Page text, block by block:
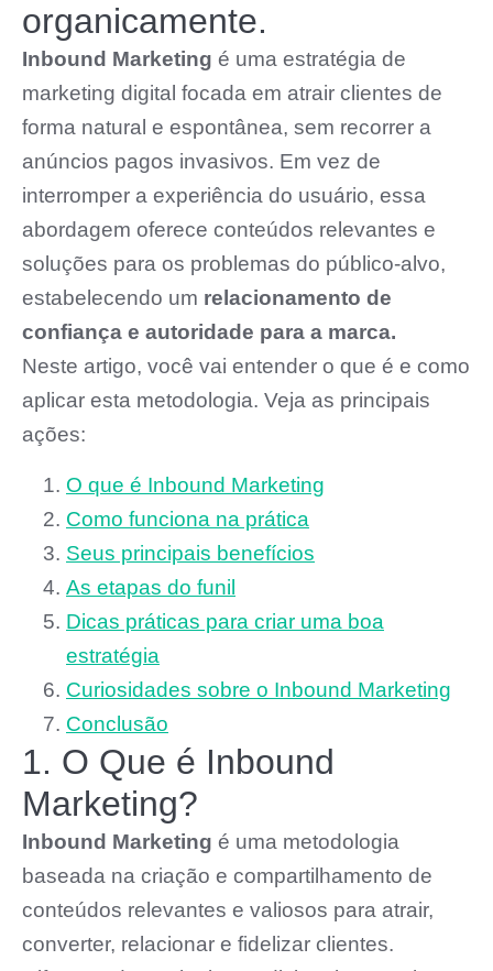
organicamente.
Inbound Marketing é uma estratégia de
marketing digital focada em atrair clientes de
forma natural e espontânea, sem recorrer a
anúncios pagos invasivos. Em vez de
interromper a experiência do usuário, essa
abordagem oferece conteúdos relevantes e
soluções para os problemas do público-alvo,
estabelecendo um relacionamento de
confiança e autoridade para a marca.
Neste artigo, você vai entender o que é e como
aplicar esta metodologia. Veja as principais
ações:
O que é Inbound Marketing
Como funciona na prática
Seus principais benefícios
As etapas do funil
Dicas práticas para criar uma boa
estratégia
Curiosidades sobre o Inbound Marketing
Conclusão
1. O Que é Inbound
Marketing?
Inbound Marketing é uma metodologia
baseada na criação e compartilhamento de
conteúdos relevantes e valiosos para atrair,
converter, relacionar e fidelizar clientes.